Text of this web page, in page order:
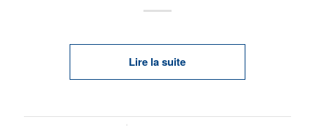
Lire la suite